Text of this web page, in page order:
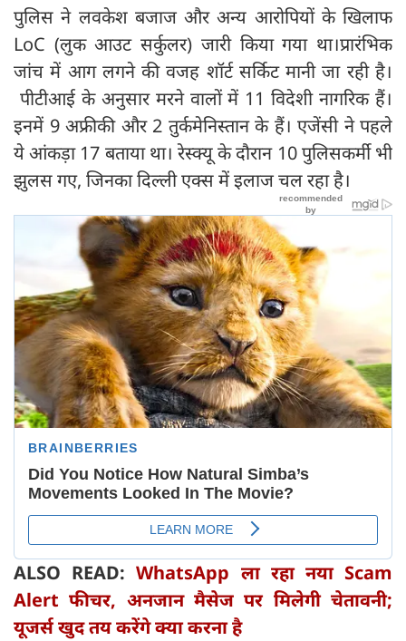
पुलिस ने लवकेश बजाज और अन्य आरोपियों के खिलाफ
LoC (लुक आउट सर्कुलर) जारी किया गया था।प्रारंभिक
जांच में आग लगने की वजह शॉर्ट सर्किट मानी जा रही है।
पीटीआई के अनुसार मरने वालों में 11 विदेशी नागरिक हैं।
इनमें 9 अफ्रीकी और 2 तुर्कमेनिस्तान के हैं। एजेंसी ने पहले
ये आंकड़ा 17 बताया था। रेस्क्यू के दौरान 10 पुलिसकर्मी भी
झुलस गए, जिनका दिल्ली एक्स में इलाज चल रहा है।
ALSO READ:WhatsApp ला रहा नया Scam
Alert फीचर, अनजान मैसेज पर मिलेगी चेतावनी;
यूजर्स खुद तय करेंगे क्या करना है